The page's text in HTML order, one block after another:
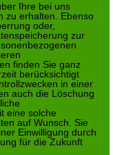
Ihre bei uns
zu erhalten. Ebenso
oder,
zur
finden Sie ganz
berücksichtigt
in einer
auch die Löschung
eine solche
auf Wunsch. Sie
Einwilligung durch
für die Zukunft